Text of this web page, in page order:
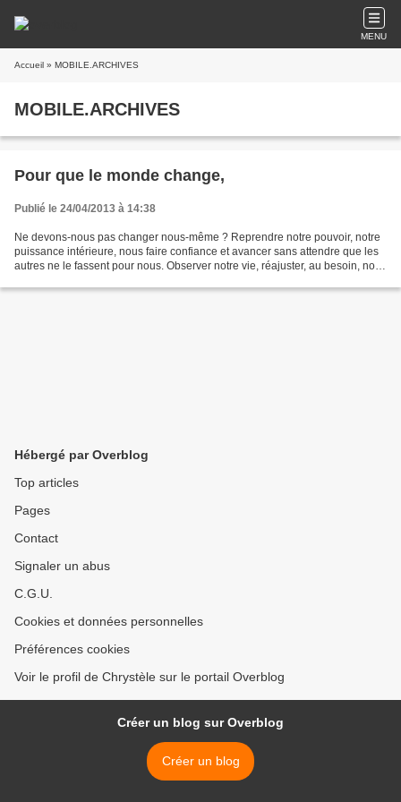
MENU
Accueil » MOBILE.ARCHIVES
MOBILE.ARCHIVES
Pour que le monde change,
Publié le 24/04/2013 à 14:38
Ne devons-nous pas changer nous-même ? Reprendre notre pouvoir, notre
puissance intérieure, nous faire confiance et avancer sans attendre que les
autres ne le fassent pour nous. Observer notre vie, réajuster, au besoin, nos
Hébergé par Overblog
Top articles
Pages
Contact
Signaler un abus
C.G.U.
Cookies et données personnelles
Préférences cookies
Voir le profil de Chrystèle sur le portail Overblog
Créer un blog sur Overblog
Créer un blog